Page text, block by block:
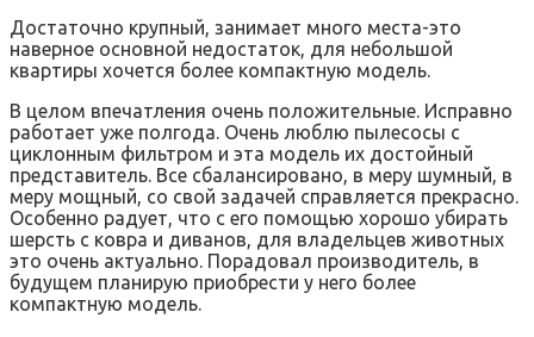
Достаточно крупный, занимает много места-это
наверное основной недостаток, для небольшой
квартиры хочется более компактную модель.
В целом впечатления очень положительные. Исправно
работает уже полгода. Очень люблю пылесосы с
циклонным фильтром и эта модель их достойный
представитель. Все сбалансировано, в меру шумный, в
меру мощный, со свой задачей справляется прекрасно.
Особенно радует, что с его помощью хорошо убирать
шерсть с ковра и диванов, для владельцев животных
это очень актуально. Порадовал производитель, в
будущем планирую приобрести у него более
компактную модель.